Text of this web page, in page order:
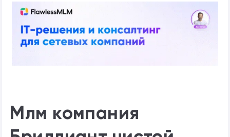
Млм компания